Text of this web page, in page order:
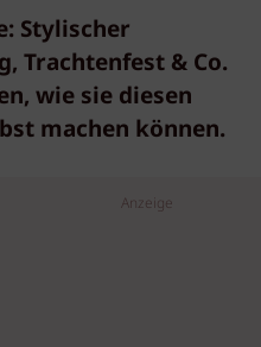
Stylischer
Trachtenfest & Co.
wie sie diesen
machen können.
Anzeige